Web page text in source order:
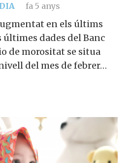
fa 5 anys
en els últims
últimes dades del Banc
de morositat se situa
del mes de febrer…